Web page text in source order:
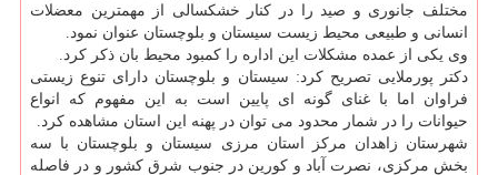
مختلف جانوری و صید را در كنار خشكسالی از مهمترین معضلات
انسانی و طبیعی محیط زیست سیستان و بلوچستان عنوان نمود.
وی یكی از عمده مشكلات این اداره را كمبود محیط بان ذكر كرد.
دكتر پورملایی تصریح كرد: سیستان و بلوچستان دارای تنوع زیستی
فراوان اما با غنای گونه ای پایین است به این مفهوم كه انواع
حیوانات را در شمار محدود می توان در پهنه این استان مشاهده كرد.
شهرستان زاهدان مركز استان مرزی سیستان و بلوچستان با سه
بخش مركزی، نصرت آباد و كورین در جنوب شرق كشور و در فاصله